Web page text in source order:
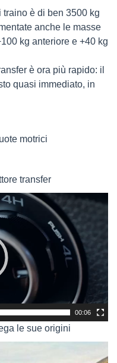
è di ben 3500 kg
anche le masse
kg anteriore e +40 kg
è ora più rapido: il
quasi immediato, in
motrici
transfer
00:06
le sue origini